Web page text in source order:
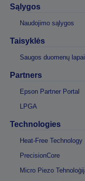
Sąlygos
Naudojimo sąlygos
Taisyklės
Saugos duomenų lapai
Partners
Epson Partner Portal
LPGA
Technologies
Heat-Free Technology
PrecisionCore
Micro Piezo